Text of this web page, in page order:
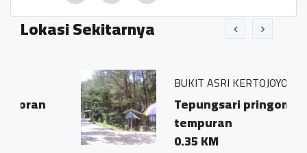
Lokasi Sekitarnya
BUKIT ASRI KERTOJOYO
Tepungsari pringombo
tempuran
0.35 KM